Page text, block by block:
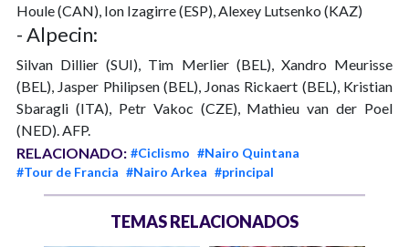
Houle (CAN), Ion Izagirre (ESP), Alexey Lutsenko (KAZ)
- Alpecin:
Silvan Dillier (SUI), Tim Merlier (BEL), Xandro Meurisse
(BEL), Jasper Philipsen (BEL), Jonas Rickaert (BEL), Kristian
Sbaragli (ITA), Petr Vakoc (CZE), Mathieu van der Poel
(NED). AFP.
RELACIONADO: #Ciclismo #Nairo Quintana
#Tour de Francia #Nairo Arkea #principal
TEMAS RELACIONADOS